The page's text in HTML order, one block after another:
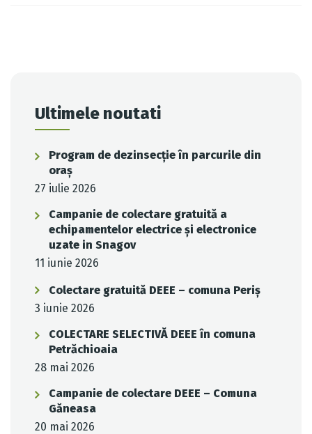
Ultimele noutati
Program de dezinsecție în parcurile din
oraș
27 iulie 2026
Campanie de colectare gratuită a
echipamentelor electrice și electronice
uzate in Snagov
11 iunie 2026
Colectare gratuită DEEE – comuna Periș
3 iunie 2026
COLECTARE SELECTIVĂ DEEE în comuna
Petrăchioaia
28 mai 2026
Campanie de colectare DEEE – Comuna
Găneasa
20 mai 2026